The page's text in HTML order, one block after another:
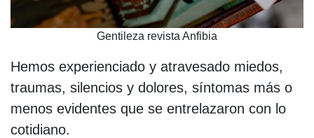
Gentileza revista Anfibia
Hemos experienciado y atravesado miedos,
traumas, silencios y dolores, síntomas más o
menos evidentes que se entrelazaron con lo
cotidiano.